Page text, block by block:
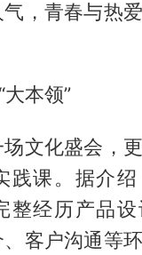
，青春与热
大本领”
文化盛会，
践课。据介
整经历产品
客户沟通等